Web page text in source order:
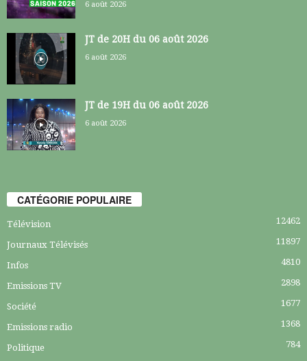
6 août 2026
JT de 20H du 06 août 2026
6 août 2026
JT de 19H du 06 août 2026
6 août 2026
CATÉGORIE POPULAIRE
Télévision 12462
Journaux Télévisés 11897
Infos 4810
Emissions TV 2898
Société 1677
Emissions radio 1368
Politique 784